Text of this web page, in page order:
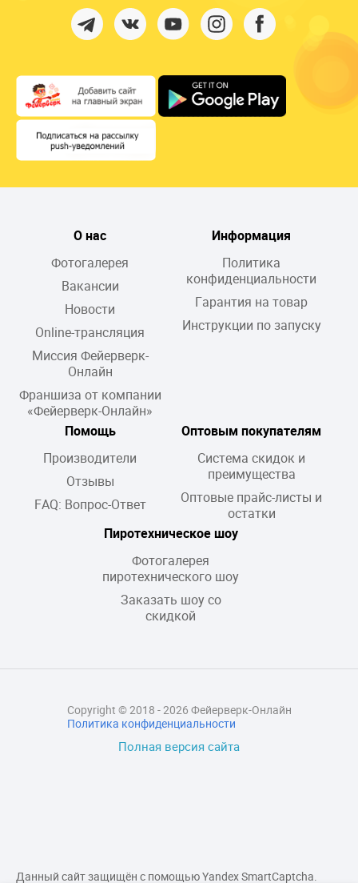
О нас
Фотогалерея
Вакансии
Новости
Online-трансляция
Миссия Фейерверк-
Онлайн
Франшиза от компании
«Фейерверк-Онлайн»
Информация
Политика
конфиденциальности
Гарантия на товар
Инструкции по запуску
Помощь
Производители
Отзывы
FAQ: Вопрос-Ответ
Оптовым покупателям
Система скидок и
преимущества
Оптовые прайс-листы и
остатки
Пиротехническое шоу
Фотогалерея
пиротехнического шоу
Заказать шоу со
скидкой
Полная версия сайта
Copyright © 2018 - 2026 Фейерверк-Онлайн
Политика конфиденциальности
Данный сайт защищён с помощью Yandex SmartCaptcha.